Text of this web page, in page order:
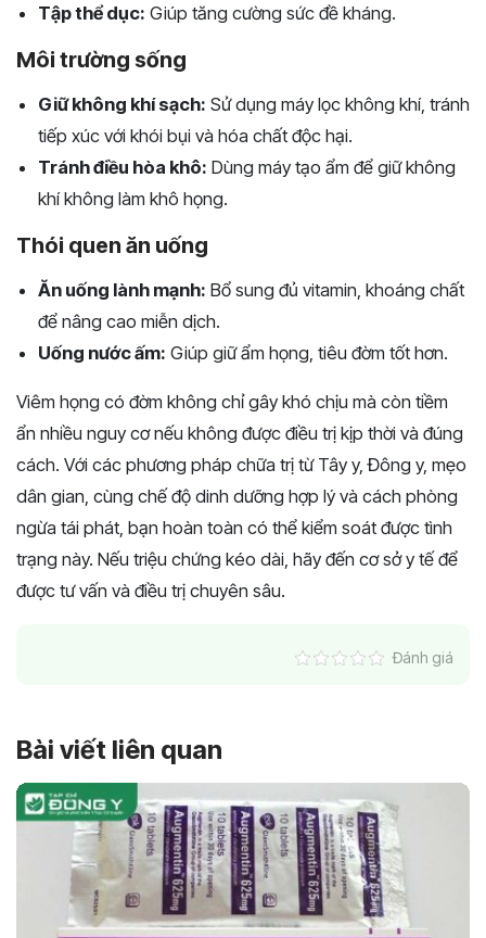
Tập thể dục: Giúp tăng cường sức đề kháng.
Môi trường sống
Giữ không khí sạch: Sử dụng máy lọc không khí, tránh
tiếp xúc với khói bụi và hóa chất độc hại.
Tránh điều hòa khô: Dùng máy tạo ẩm để giữ không
khí không làm khô họng.
Thói quen ăn uống
Ăn uống lành mạnh: Bổ sung đủ vitamin, khoáng chất
để nâng cao miễn dịch.
Uống nước ấm: Giúp giữ ẩm họng, tiêu đờm tốt hơn.
Viêm họng có đờm không chỉ gây khó chịu mà còn tiềm
ẩn nhiều nguy cơ nếu không được điều trị kịp thời và đúng
cách. Với các phương pháp chữa trị từ Tây y, Đông y, mẹo
dân gian, cùng chế độ dinh dưỡng hợp lý và cách phòng
ngừa tái phát, bạn hoàn toàn có thể kiểm soát được tình
trạng này. Nếu triệu chứng kéo dài, hãy đến cơ sở y tế để
được tư vấn và điều trị chuyên sâu.
Đánh giá
Bài viết liên quan